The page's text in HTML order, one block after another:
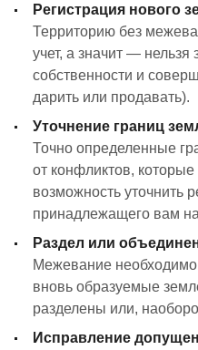
Регистрация нового
Территорию без
учет, а значит — нельзя
собственности и
дарить или продавать).
Уточнение границ
Точно определенные
от конфликтов,
возможность уточнить
принадлежащего вам
Раздел или
Межевание необходимо
вновь образуемые
разделены или,
Исправление